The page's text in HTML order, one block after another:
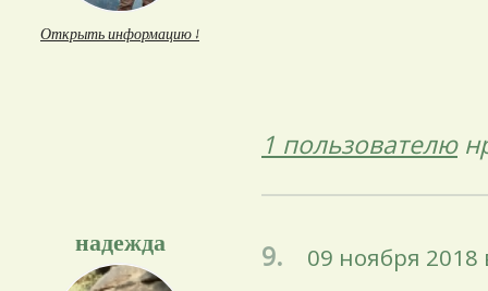
Открыть информацию ↓
1 пользователю
надежда 9. 09 ноября 2018